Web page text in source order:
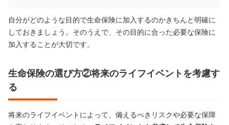
自分がどのような目的で生命保険に加入するのかきちんと明確に
しておきましょう。そのうえで、その目的に合った必要な保険に
加入することが大切です。
生命保険の選び方②将来のライフイベントを考慮す
る
将来のライフイベントによって、備えるべきリスクや必要な保障